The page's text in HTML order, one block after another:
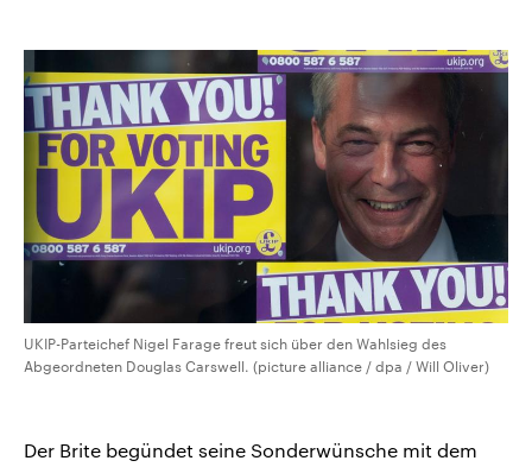
UKIP-Parteichef Nigel Farage freut sich über den Wahlsieg des
Abgeordneten Douglas Carswell. (picture alliance / dpa / Will Oliver)
Der Brite begündet seine Sonderwünsche mit dem